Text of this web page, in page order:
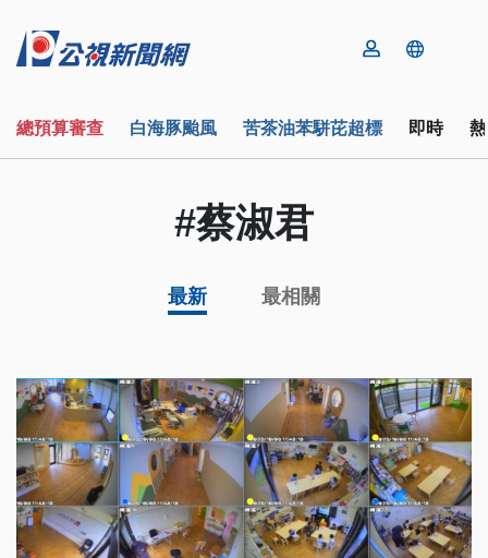
總預算審查 白海豚颱風 苦茶油苯駢芘超標 即時
#蔡淑君
最新 最相關